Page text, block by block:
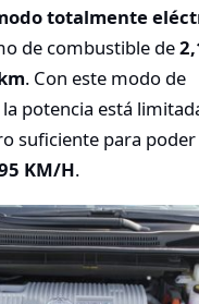
totalmente
de combustible de
. Con este modo de
potencia está
suficiente para
KM/H.